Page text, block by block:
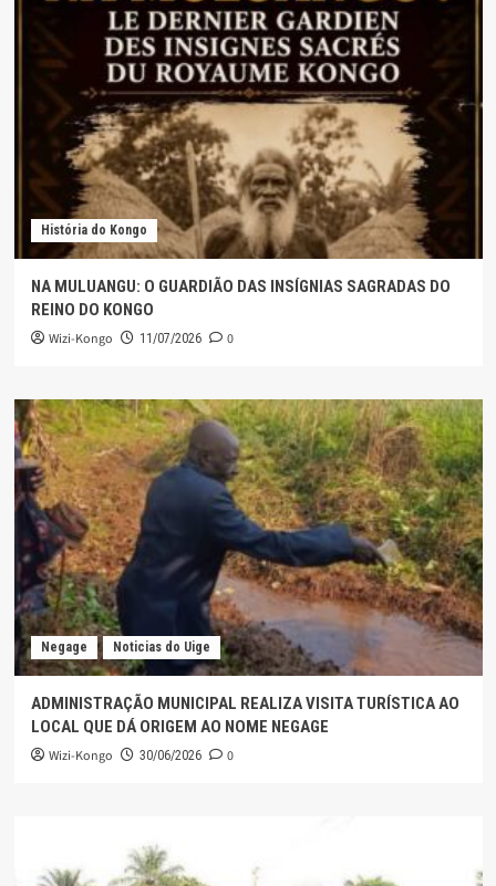
História do Kongo
NA MULUANGU: O GUARDIÃO DAS INSÍGNIAS SAGRADAS DO
REINO DO KONGO
Wizi-Kongo 11/07/2026 0
Negage Noticias do Uige
ADMINISTRAÇÃO MUNICIPAL REALIZA VISITA TURÍSTICA AO
LOCAL QUE DÁ ORIGEM AO NOME NEGAGE
Wizi-Kongo 30/06/2026 0